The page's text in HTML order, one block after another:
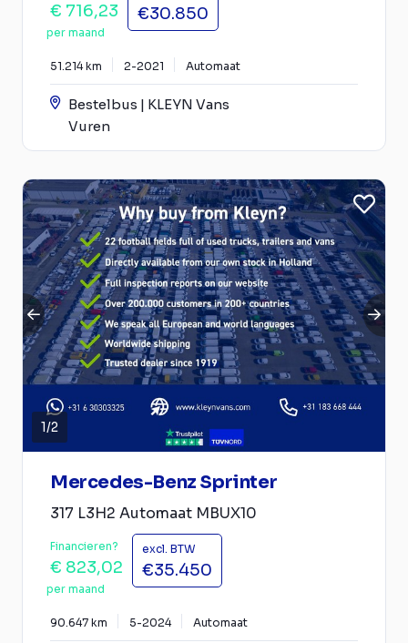
€ 716,23
per maand
€30.850
51.214 km 2-2021 Automaat
Bestelbus | KLEYN Vans
Vuren
1/2
Mercedes-Benz Sprinter
317 L3H2 Automaat MBUX10
Financieren?
€ 823,02
per maand
excl. BTW
€35.450
90.647 km 5-2024 Automaat